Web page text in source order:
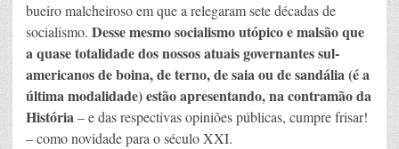
bueiro malcheiroso em que a relegaram sete décadas de
socialismo. Desse mesmo socialismo utópico e malsão que
a quase totalidade dos nossos atuais governantes sul-
americanos de boina, de terno, de saia ou de sandália (é a
última modalidade) estão apresentando, na contramão da
História– e das respectivas opiniões públicas, cumpre frisar!
– como novidade para o século XXI.